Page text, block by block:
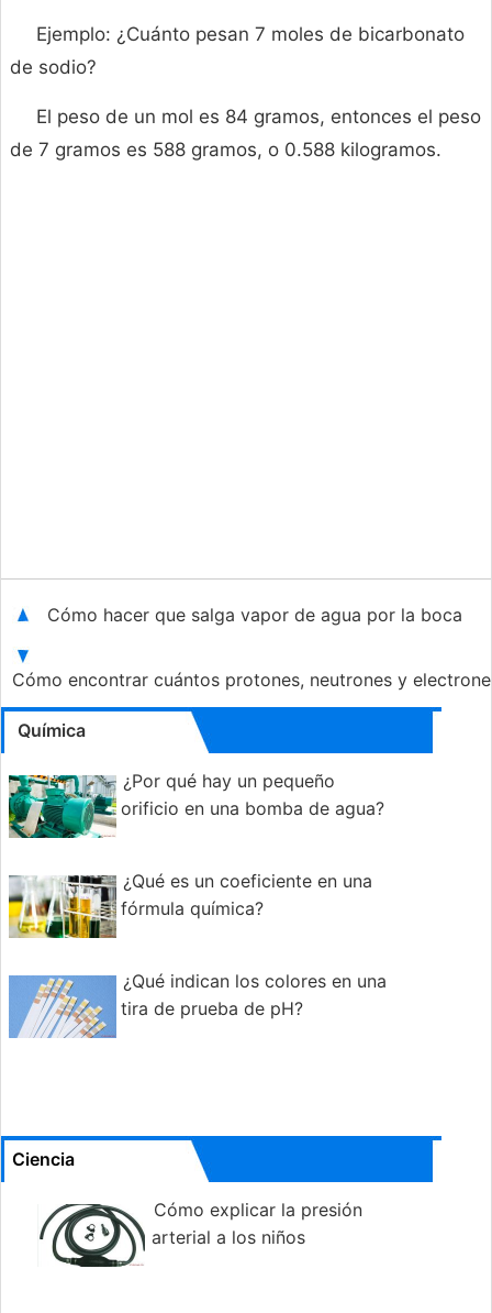
Ejemplo: ¿Cuánto pesan 7 moles de bicarbonato
de sodio?
El peso de un mol es 84 gramos, entonces el peso
de 7 gramos es 588 gramos, o 0.588 kilogramos.
Cómo hacer que salga vapor de agua por la boca
Cómo encontrar cuántos protones, neutrones y
Química
¿Por qué hay un pequeño
orificio en una bomba de agua?
¿Qué es un coeficiente en una
fórmula química?
¿Qué indican los colores en una
tira de prueba de pH?
Ciencia
Cómo explicar la presión
arterial a los niños